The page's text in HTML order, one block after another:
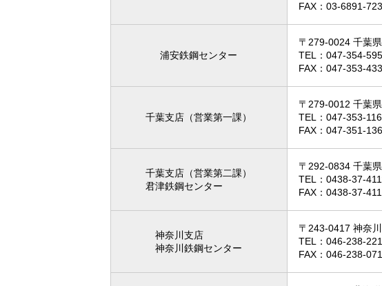
FAX：03-6891-
浦安鉄鋼センター
〒279-0024 千葉
TEL： 047-354-
FAX：047-353-
千葉支店（営業第一課）
〒279-0012 千葉
TEL： 047-353-
FAX：047-351-
千葉支店（営業第二課）
君津鉄鋼センター
〒292-0834 千葉
TEL： 0438-37-
FAX：0438-37-
神奈川支店
神奈川鉄鋼センター
〒243-0417 神奈
TEL： 046-238-
FAX：046-238-